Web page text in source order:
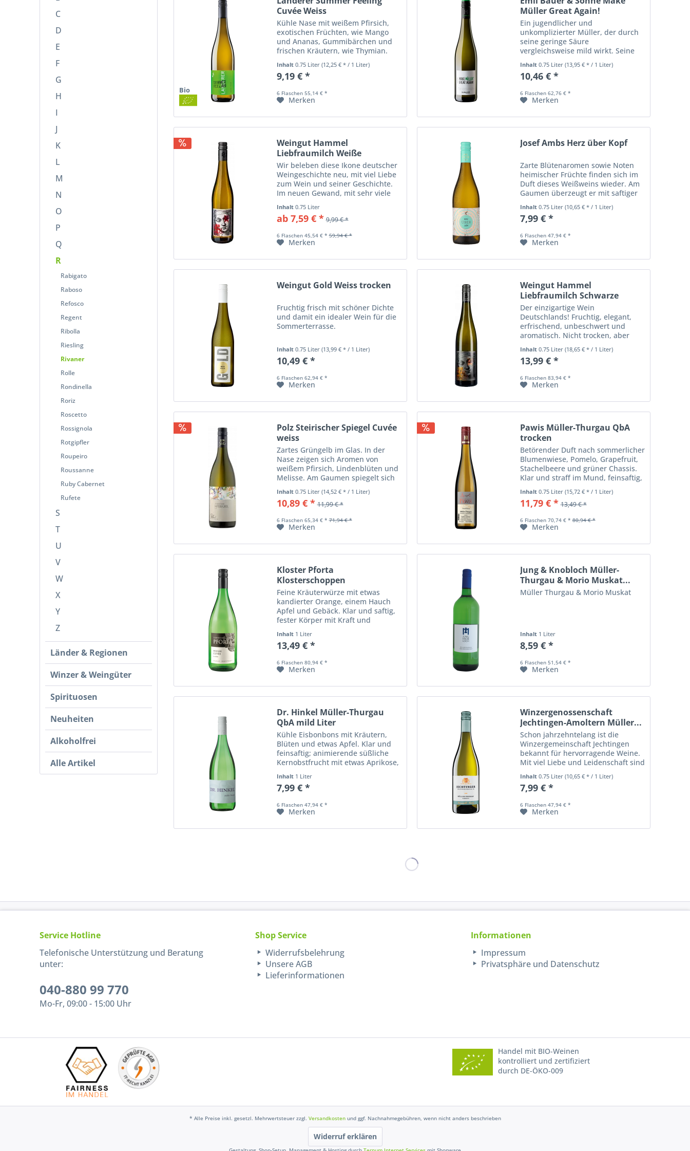
C
D
E
F
G
H
I
J
K
L
M
N
O
P
Q
R
Rabigato
Raboso
Refosco
Regent
Ribolla
Riesling
Rivaner
Rolle
Rondinella
Roriz
Roscetto
Rossignola
Rotgipfler
Roupeiro
Roussanne
Ruby Cabernet
Rufete
S
T
U
V
W
X
Y
Z
Länder & Regionen
Winzer & Weingüter
Spirituosen
Neuheiten
Alkoholfrei
Alle Artikel
Bio
Cuvée Weiss
Kühle Nase mit weißem Pfirsich,
exotischen Früchten, wie Mango
und Ananas, Gummibärchen und
frischen Kräutern, wie Thymian.
Klar und feinsaftig; lebendig und
frisch; schlank wirkender Körper
mit fester Struktur; weißer
Inhalt 0.75 Liter (12,25 € * / 1 Liter)
9,19 € *
6 Flaschen 55,14 € *
Merken
Müller Great Again!
Ein jugendlicher und
unkomplizierter Müller, der durch
seine geringe Säure
vergleichsweise mild wirkt. Seine
blumige Fruchtigkeit wird am
Gaumen von einer feinen
Muskatnote ergänzt und macht ihn
Inhalt 0.75 Liter (13,95 € * / 1 Liter)
10,46 € *
6 Flaschen 62,76 € *
Merken
Weingut Hammel
Liebfraumilch Weiße
Madonna
Wir beleben diese Ikone deutscher
Weingeschichte neu, mit viel Liebe
zum Wein und seiner Geschichte.
Im neuen Gewand, mit sehr viele
Freude und noch mehr gelebter
Qualität! Völlig unbeschwert und
aromatisch durch eine kühle
Inhalt 0.75 Liter
ab 7,59 € * 9,99 € *
6 Flaschen 45,54 € * 59,94 € *
Merken
Josef Ambs Herz über Kopf
Zarte Blütenaromen sowie Noten
heimischer Früchte finden sich im
Duft dieses Weißweins wieder. Am
Gaumen überzeugt er mit saftiger
Frische und brillanter Finesse.
Inhalt 0.75 Liter (10,65 € * / 1 Liter)
7,99 € *
6 Flaschen 47,94 € *
Merken
Weingut Gold Weiss trocken
Fruchtig frisch mit schöner Dichte
und damit ein idealer Wein für die
Sommerterrasse.
Inhalt 0.75 Liter (13,99 € * / 1 Liter)
10,49 € *
6 Flaschen 62,94 € *
Merken
Weingut Hammel
Liebfraumilch Schwarze
Madonna
Der einzigartige Wein
Deutschlands! Fruchtig, elegant,
erfrischend, unbeschwert und
aromatisch. Nicht trocken, aber
weit entfernt von lieblich oder süß.
Tradition und Moderne perfekt
vereint!
Inhalt 0.75 Liter (18,65 € * / 1 Liter)
13,99 € *
6 Flaschen 83,94 € *
Merken
Polz Steirischer Spiegel Cuvée
weiss
Zartes Grüngelb im Glas. In der
Nase zeigen sich Aromen von
weißem Pfirsich, Lindenblüten und
Melisse. Am Gaumen spiegelt sich
die Steiermark: leicht, frisch und
saftig mit einem sanften Druck
leichter Würze, einer
Inhalt 0.75 Liter (14,52 € * / 1 Liter)
10,89 € * 11,99 € *
6 Flaschen 65,34 € * 71,94 € *
Merken
Pawis Müller-Thurgau QbA
trocken
Betörender Duft nach sommerlicher
Blumenwiese, Pomelo, Grapefruit,
Stachelbeere und grüner Chassis.
Klar und straff im Mund, feinsaftig,
lebendig mit sehr animierender
Frucht, Kirschbonbons, Pomelo,
sommerlicher Blumenwiese,...
Inhalt 0.75 Liter (15,72 € * / 1 Liter)
11,79 € * 13,49 € *
6 Flaschen 70,74 € * 80,94 € *
Merken
Kloster Pforta
Klosterschoppen
Qualitätswein...
Feine Kräuterwürze mit etwas
kandierter Orange, einem Hauch
Apfel und Gebäck. Klar und saftig,
fester Körper mit Kraft und
Rückgrat, sehr trocken wirkend,
feine Kräuterwürze mit etwas
herber Zitrusfrucht und Gebäck,
Inhalt 1 Liter
13,49 € *
6 Flaschen 80,94 € *
Merken
Jung & Knobloch Müller-
Thurgau & Morio Muskat...
Müller Thurgau & Morio Muskat
Inhalt 1 Liter
8,59 € *
6 Flaschen 51,54 € *
Merken
Dr. Hinkel Müller-Thurgau
QbA mild Liter
Kühle Eisbonbons mit Kräutern,
Blüten und etwas Apfel. Klar und
feinsaftig; animierende süßliche
Kernobstfrucht mit etwas Aprikose,
Orangenzeste und frischen
Kräutern; lebendig und
erfrischend; fester Körper mit
Inhalt 1 Liter
7,99 € *
6 Flaschen 47,94 € *
Merken
Winzergenossenschaft
Jechtingen-Amoltern Müller...
Schon jahrzehntelang ist die
Winzergemeinschaft Jechtingen
bekannt für hervorragende Weine.
Mit viel Liebe und Leidenschaft sind
die Mitglieder der Genossenschaft
arrangiert nur bestes Lesegut im
Herbst in die Winzergenossenschaft
Inhalt 0.75 Liter (10,65 € * / 1 Liter)
7,99 € *
6 Flaschen 47,94 € *
Merken
Service Hotline
Telefonische Unterstützung und Beratung
unter:
040-880 99 770
Mo-Fr, 09:00 - 15:00 Uhr
Shop Service
Widerrufsbelehrung
Unsere AGB
Lieferinformationen
Informationen
Impressum
Privatsphäre und Datenschutz
Handel mit BIO-Weinen
kontrolliert und zertifiziert
durch DE-ÖKO-009
* Alle Preise inkl. gesetzl. Mehrwertsteuer zzgl. Versandkostenund ggf. Nachnahmegebühren, wenn nicht anders beschrieben
Widerruf erklären